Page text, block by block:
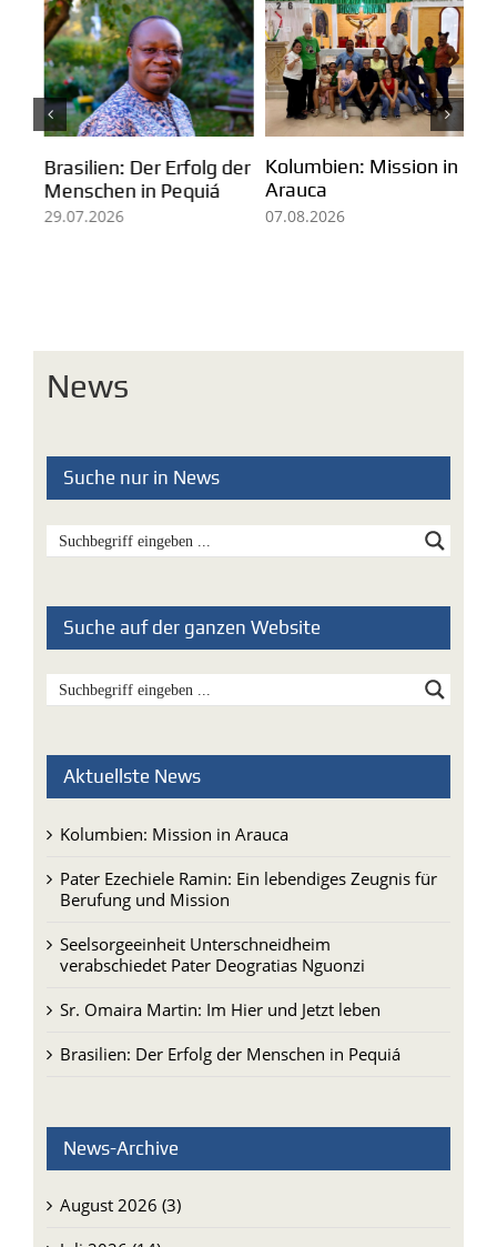
Brasilien: Der Erfolg der
Menschen in Pequiá
29.07.2026
Kolumbien: Mission in
Arauca
07.08.2026
News
Suche nur in News
Suche auf der ganzen Website
Aktuellste News
Kolumbien: Mission in Arauca
Pater Ezechiele Ramin: Ein lebendiges Zeugnis für
Berufung und Mission
Seelsorgeeinheit Unterschneidheim
verabschiedet Pater Deogratias Nguonzi
Sr. Omaira Martin: Im Hier und Jetzt leben
Brasilien: Der Erfolg der Menschen in Pequiá
News-Archive
August 2026 (3)